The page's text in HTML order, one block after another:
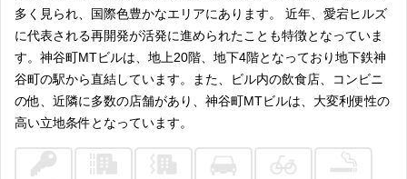
多く見られ、国際色豊かなエリアにあります。 近年、愛宕ヒルズ
に代表される再開発が活発に進められたことも特徴となっていま
す。神谷町MTビルは、地上20階、地下4階となっており地下鉄神
谷町の駅から直結しています。また、ビル内の飲食店、コンビニ
の他、近隣に多数の店舗があり、神谷町MTビルは、大変利便性の
高い立地条件となっています。